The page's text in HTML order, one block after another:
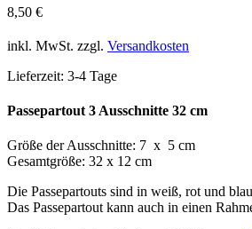
8,50 €
inkl. MwSt. zzgl. Versandkosten
Lieferzeit: 3-4 Tage
Passepartout 3 Ausschnitte 32 cm
Größe der Ausschnitte: 7 x 5 cm
Gesamtgröße: 32 x 12 cm
Die Passepartouts sind in weiß, rot und
Das Passepartout kann auch in einen